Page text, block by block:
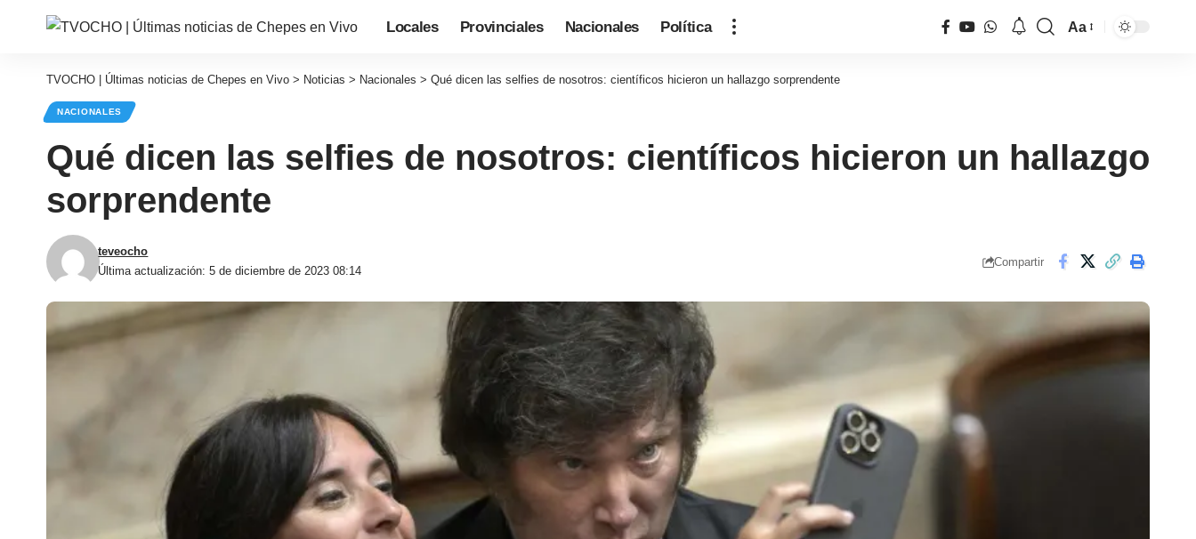
Locales Provinciales Nacionales Política Aa
TVOCHO | Últimas noticias de Chepes en Vivo > Noticias > Nacionales > Qué dicen las selfies de nosotros: científicos hicieron un hallazgo sorprendente
NACIONALES
Qué dicen las selfies de nosotros: científicos hicieron un hallazgo
sorprendente
Última actualización: 5 de diciembre de 2023 08:14
teveocho
Compartir